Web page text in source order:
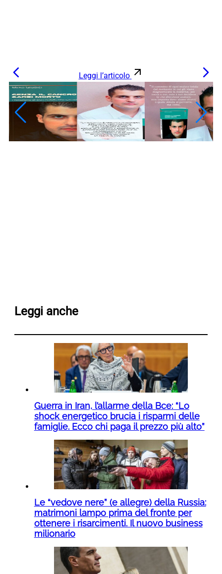
Leggi l’articolo
Leggi anche
Guerra in Iran, l’allarme della Bce: “Lo
shock energetico brucia i risparmi delle
famiglie. Ecco chi paga il prezzo più alto”
Le “vedove nere” (e allegre) della Russia:
matrimoni lampo prima del fronte per
ottenere i risarcimenti. Il nuovo business
milionario